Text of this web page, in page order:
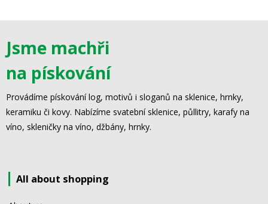
Jsme machři
na pískování
Provádíme pískování log, motivů i sloganů na sklenice, hrnky,
keramiku či kovy. Nabízíme svatební sklenice, půllitry, karafy na
víno, skleničky na víno, džbány, hrnky.
All about shopping